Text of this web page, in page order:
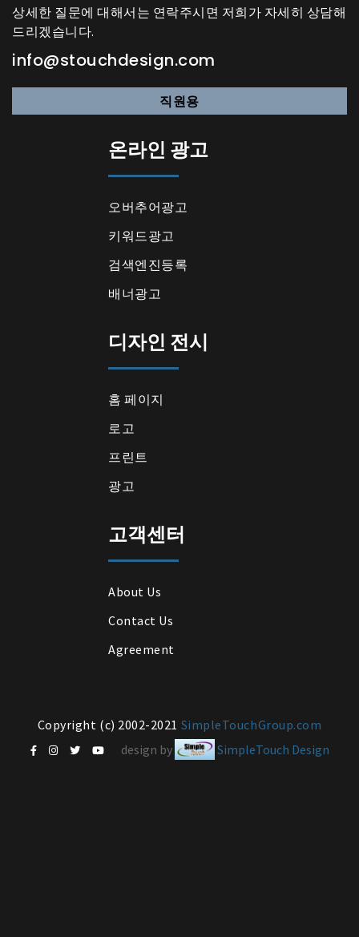
상세한 질문에 대해서는 연락주시면 저희가 자세히 상담해
드리겠습니다.
info@stouchdesign.com
직원용
온라인 광고
오버추어광고
키워드광고
검색엔진등록
배너광고
디자인 전시
홈 페이지
로고
프린트
광고
고객센터
About Us
Contact Us
Agreement
Copyright (c) 2002-2021 SimpleTouchGroup.com
design by
SimpleTouch Design